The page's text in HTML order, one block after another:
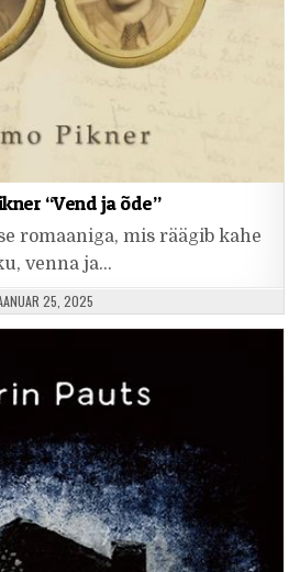
“Vend ja õde”
romaaniga, mis räägib kahe
venna ja…
DATE:
25, 2025